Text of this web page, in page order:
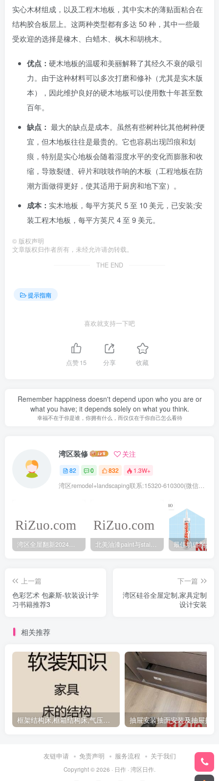
实心木材组成，以及工程木地板，其中实木的薄贴面粘合在
结构胶合板层上。这两种类型都有多达 50 种，其中一些最
受欢迎的选择是橡木、白蜡木、枫木和胡桃木。
优点： 硬木地板的温暖和美丽解释了其经久不衰的吸引
力。由于这种材料可以多次打磨和修补（尤其是实木版
本），因此维护良好的硬木地板可以使用数十年甚至数
百年。
缺点： 最大的缺点是成本。虽然有些树种比其他树种便
宜，但木地板往往是最贵的。它也容易出现凹痕和划
痕，特别是实心地板会随着湿度水平的变化而膨胀和收
缩，导致裂缝、碎片和吱吱作响的木板（工程地板在防
潮方面做得更好，使其适用于厨房和地下室）。
成本： 实木地板，每平方英尺 5 至 10 美元，已安装;安
装工程木地板，每平方英尺 4 至 9 美元。
© 版权声明
文章版权归作者所有，未经允许请勿转载。
THE END
提示指南
喜欢就支持一下吧
点赞15 分享 收藏
Remember happiness doesn't depend upon who you are or
what you have; it depends solely on what you think.
幸福不在于你是谁，你拥有什么，而仅仅在于你自己怎么看待
湾区装修 关注
82 0 832 1.3W+
湾区remodel+landscaping联系:15320-610300(微信同号去掉-)
湾区全屋翻新2024年5月最新报价 北美油漆paint与stain的不同之处
上一篇
色彩艺术 包豪斯-软装设计学
习书籍推荐3
下一篇
湾区硅谷全屋定制,家具定制
设计安装
相关推荐
框架结构床,框箱结构床,气压结构床到底选哪种？
友链申请 免责声明 服务流程 关于我们
Copyright © 2026 · 日作 · 湾区日作